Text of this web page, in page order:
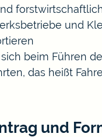
und
sich beim Führen
das heißt
und